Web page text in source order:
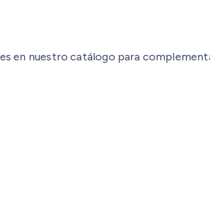
en nuestro catálogo para